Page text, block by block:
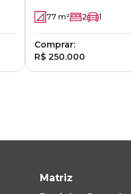
77 m² 2 1
Comprar:
R$ 250.000
Matriz